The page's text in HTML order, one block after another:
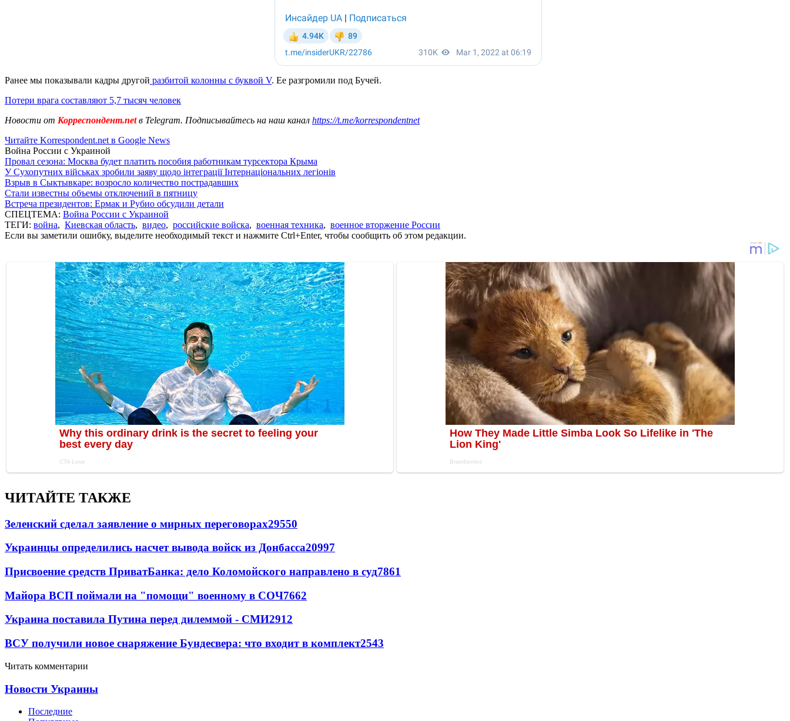
Ранее мы показывали кадры другой разбитой колонны с буквой V. Ее разгромили под Бучей.
Потери врага составляют 5,7 тысяч человек
Новости от Корреспондент.netв Telegram. Подписывайтесь на наш канал https://t.me/korrespondentnet
Читайте Korrespondent.net в Google News
Война России с Украиной
Провал сезона: Москва будет платить пособия работникам турсектора Крыма
У Сухопутних військах зробили заяву щодо інтеграції Інтернаціональних легіонів
Взрыв в Сыктывкаре: возросло количество пострадавших
Стали известны объемы отключений в пятницу
Встреча президентов: Ермак и Рубио обсудили детали
СПЕЦТЕМА: Война России с Украиной
ТЕГИ: война, Киевская область, видео, российские войска, военная техника, военное вторжение России
Если вы заметили ошибку, выделите необходимый текст и нажмите Ctrl+Enter, чтобы сообщить об этом редакции.
ЧИТАЙТЕ ТАКЖЕ
Зеленский сделал заявление о мирных переговорах29550
Украинцы определились насчет вывода войск из Донбасса20997
Присвоение средств ПриватБанка: дело Коломойского направлено в суд7861
Майора ВСП поймали на "помощи" военному в СОЧ7662
Украина поставила Путина перед дилеммой - СМИ2912
ВСУ получили новое снаряжение Бундесвера: что входит в комплект2543
Читать комментарии
Новости Украины
Последние